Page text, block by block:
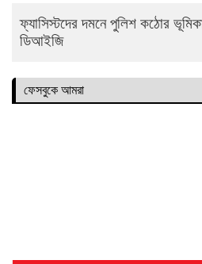
ফ্যাসিস্টদের দমনে পুলিশ কঠোর
ডিআইজি
ফেসবুকে আমরা